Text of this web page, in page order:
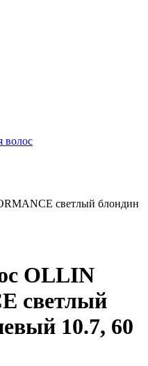
волос
светлый блондин
OLLIN
светлый
10.7, 60